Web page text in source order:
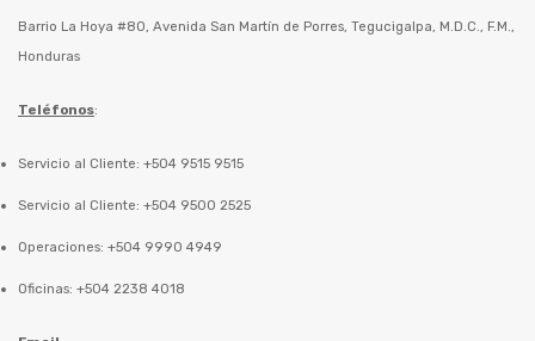
Barrio La Hoya #80, Avenida San Martín de Porres, Tegucigalpa, M.D.C., F.M.,
Honduras
Teléfonos:
Servicio al Cliente: +504 9515 9515
Servicio al Cliente: +504 9500 2525
Operaciones: +504 9990 4949
Oficinas: +504 2238 4018